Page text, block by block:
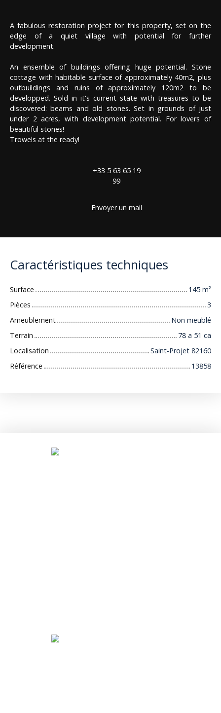
A fabulous restoration project for this property, set on the
edge of a quiet village with potential for further
development.
An ensemble of buildings offering huge potential. Stone
cottage with habitable surface of approximately 40m2, plus
outbuildings and ruins of approximately 120m2 to be
developped. Sold in it's current state with treasures to be
discovered: beams and old stones. Set in grounds of just
under 2 acres, with development potential. For lovers of
beautiful stones!
Trowels at the ready!
+33 5 63 65 19
99
Envoyer un mail
Caractéristiques techniques
Surface 145 m²
Pièces
3
Ameublement
Non meublé
Terrain
78 a 51 ca
Localisation
Saint-Projet 82160
Référence
13858